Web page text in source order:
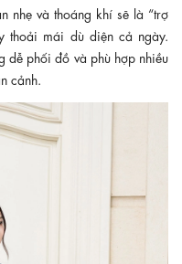
nhẹ và thoáng khí sẽ là “trợ
thoải mái dù diện cả ngày.
dễ phối đồ và phù hợp nhiều
cảnh.